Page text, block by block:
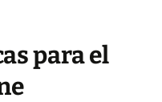
para el